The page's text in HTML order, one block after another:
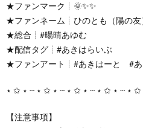
★ファンマーク┊︎🌞✨✨
★ファンネーム┊︎ひのとも（陽の友
★総合┊︎#暘晴あゆむ
★配信タグ┊︎#あきはらいぶ
★ファンアート┊︎#あきはーと #あ
⋆ ✩ ⋆ ┄ ⋆ ✩ ⋆ ┄ ⋆ ✩ ⋆ ┄ ⋆ ✩ ⋆ ┄ ⋆
【注意事項】